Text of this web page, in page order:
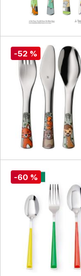
-52 %
-60 %